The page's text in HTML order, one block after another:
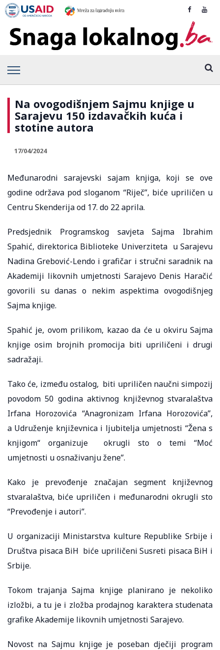
Na ovogodišnjem Sajmu knjige u
Sarajevu 150 izdavačkih kuća i
stotine autora
17/04/2024
Međunarodni sarajevski sajam knjiga, koji se ove
godine održava pod sloganom “Riječ”, biće upriličen u
Centru Skenderija od 17. do 22 aprila.
Predsjednik Programskog savjeta Sajma Ibrahim
Spahić, direktorica Biblioteke Univerziteta u Sarajevu
Nadina Grebović-Lendo i grafičar i stručni saradnik na
Akademiji likovnih umjetnosti Sarajevo Denis Haračić
govorili su danas o nekim aspektima ovogodišnjeg
Sajma knjige.
Spahić je, ovom prilikom, kazao da će u okviru Sajma
knjige osim brojnih promocija biti upriličeni i drugi
sadražaji.
Tako će, između ostalog, biti upriličen naučni simpozij
povodom 50 godina aktivnog književnog stvaralaštva
Irfana Horozovića “Anagronizam Irfana Horozovića”,
a Udruženje književnica i ljubitelja umjetnosti “Žena s
knjigom“ organizuje okrugli sto o temi “Moć
umjetnosti u osnaživanju žene”.
Kako je prevođenje značajan segment književnog
stvaralaštva, biće upriličen i međunarodni okrugli sto
“Prevođenje i autori”.
U organizaciji Ministarstva kulture Republike Srbije i
Društva pisaca BiH biće upriličeni Susreti pisaca BiH i
Srbije.
Tokom trajanja Sajma knjige planirano je nekoliko
izložbi, a tu je i zložba prodajnog karaktera studenata
grafike Akademije likovnih umjetnosti Sarajevo.
Novost na Sajmu knjige je poseban dječiji program